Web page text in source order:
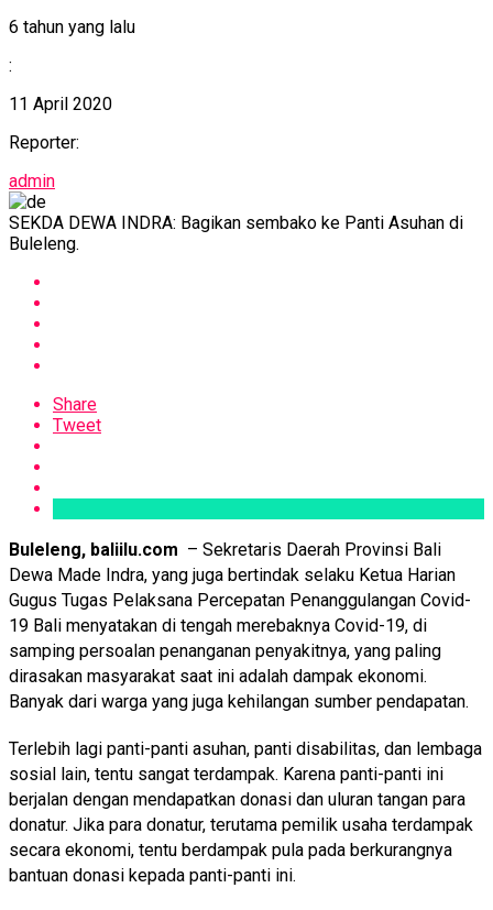
6 tahun yang lalu
:
11 April 2020
Reporter:
admin
SEKDA DEWA INDRA: Bagikan sembako ke Panti Asuhan di
Buleleng.
Share
Tweet
Buleleng, baliilu.com – Sekretaris Daerah Provinsi Bali
Dewa Made Indra, yang juga bertindak selaku Ketua Harian
Gugus Tugas Pelaksana Percepatan Penanggulangan Covid-
19 Bali menyatakan di tengah merebaknya Covid-19, di
samping persoalan penanganan penyakitnya, yang paling
dirasakan masyarakat saat ini adalah dampak ekonomi.
Banyak dari warga yang juga kehilangan sumber pendapatan.
Terlebih lagi panti-panti asuhan, panti disabilitas, dan lembaga
sosial lain, tentu sangat terdampak. Karena panti-panti ini
berjalan dengan mendapatkan donasi dan uluran tangan para
donatur. Jika para donatur, terutama pemilik usaha terdampak
secara ekonomi, tentu berdampak pula pada berkurangnya
bantuan donasi kepada panti-panti ini.